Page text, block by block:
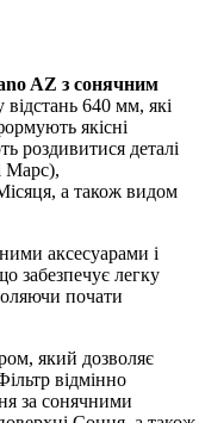
AZ з сонячним
640 мм, які
якісні
роздивитися деталі
Марс),
а також видом
аксесуарами і
забезпечує легку
почати
який дозволяє
відмінно
за сонячними